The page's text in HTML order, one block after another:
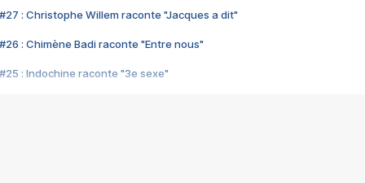
#27 : Christophe Willem raconte "Jacques a dit"
#26 : Chimène Badi raconte "Entre nous"
#25 : Indochine raconte "3e sexe"